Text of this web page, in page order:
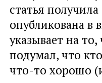
статья
опубликована в
указывает на
подумал, что
что-то хорошо